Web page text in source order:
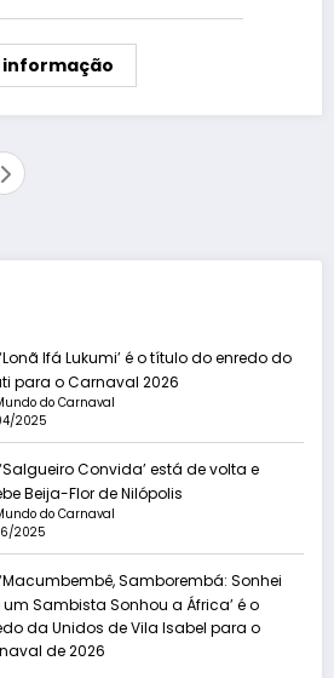
informação
‘Lonã Ifá Lukumi’ é o título do enredo do
para o Carnaval 2026
do Carnaval
2025
‘Salgueiro Convida’ está de volta e
Beija-Flor de Nilópolis
do Carnaval
2025
‘Macumbembê, Samborembá: Sonhei
Sambista Sonhou a África’ é o
da Unidos de Vila Isabel para o
de 2026